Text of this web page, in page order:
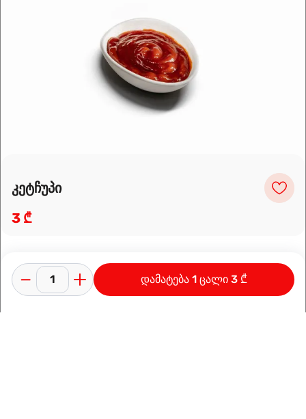
| OpenFreeMap©OpenMapTiles
მარშრუტის დაგეგმვა
კეტჩუპი
3 ₾
დამატება 1 ცალი 3 ₾